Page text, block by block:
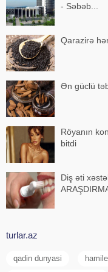
- Səbəb...
Qarazirə
Ən güclü
Röyanın
bitdi
Diş əti
turlar.az
qadin dunyasi